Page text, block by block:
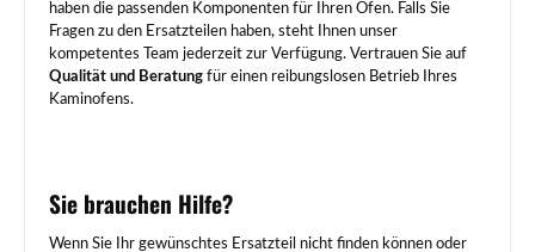
haben die passenden Komponenten für Ihren Ofen. Falls Sie
Fragen zu den Ersatzteilen haben, steht Ihnen unser
kompetentes Team jederzeit zur Verfügung. Vertrauen Sie auf
Qualität und Beratung für einen reibungslosen Betrieb Ihres
Kaminofens.
Sie brauchen Hilfe?
Wenn Sie Ihr gewünschtes Ersatzteil nicht finden können oder